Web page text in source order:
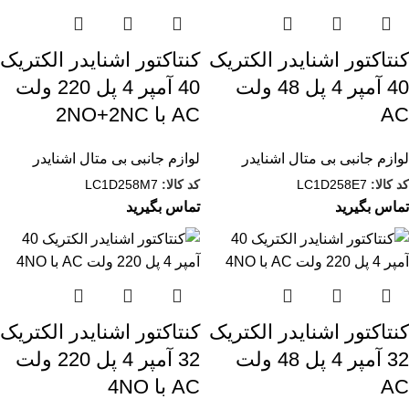
کنتاکتور اشنایدر الکتریک
40 آمپر 4 پل 48 ولت
AC
لوازم جانبی بی متال اشنایدر
کد کالا: LC1D258E7
تماس بگیرید
کنتاکتور اشنایدر الکتریک
40 آمپر 4 پل 220 ولت
AC با 2NO+2NC
لوازم جانبی بی متال اشنایدر
کد کالا: LC1D258M7
تماس بگیرید
کنتاکتور اشنایدر الکتریک
32 آمپر 4 پل 48 ولت
AC
کنتاکتور اشنایدر الکتریک
32 آمپر 4 پل 220 ولت
AC با 4NO